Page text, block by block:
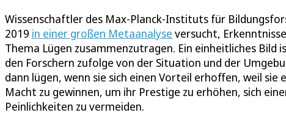
Wissenschaftler des Max-Planck-Instituts für
2019 in einer großen Metaanalyse versucht,
Thema Lügen zusammenzutragen. Ein einheitliches
den Forschern zufolge von der Situation und der
dann lügen, wenn sie sich einen Vorteil erhoffen, weil
Macht zu gewinnen, um ihr Prestige zu erhöhen, sich
Peinlichkeiten zu vermeiden.